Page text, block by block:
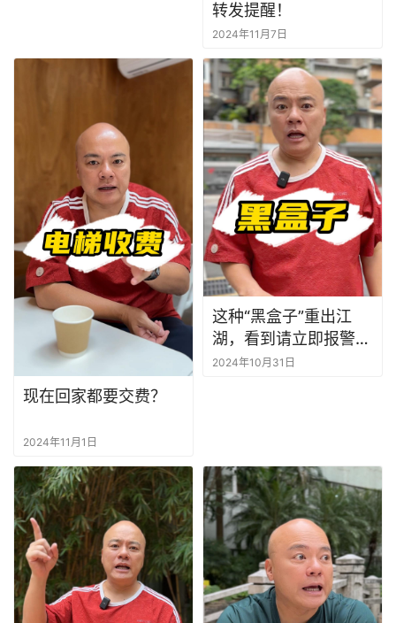
转发提醒！
2024年11月7日
现在回家都要交费？
2024年11月1日
这种“黑盒子”重出江
湖，看到请立即报警！
家里有老人的，赶紧自
2024年10月31日